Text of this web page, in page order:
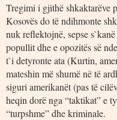
Tregimi i gjithë shkaktarëve
Kosovës do të ndihmonte
nuk reflektojnë, sepse
popullit dhe e opozitës së
t`i detyronte ata (Kurtin,
mateshin më shumë në të
siguri amerikanët (pas të
heqin dorë nga “taktikat” e
“turpshme” dhe kriminale.